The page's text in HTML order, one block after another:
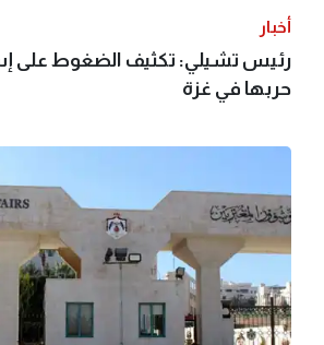
أخبار
رئيس تشيلي: تكثيف الضغوط على
حربها في غزة